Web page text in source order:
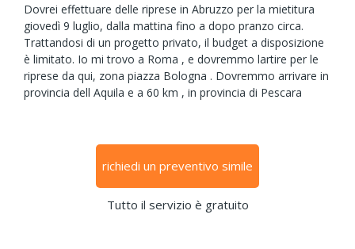
Dovrei effettuare delle riprese in Abruzzo per la mietitura
giovedì 9 luglio, dalla mattina fino a dopo pranzo circa.
Trattandosi di un progetto privato, il budget a disposizione
è limitato. Io mi trovo a Roma , e dovremmo lartire per le
riprese da qui, zona piazza Bologna . Dovremmo arrivare in
provincia dell Aquila e a 60 km , in provincia di Pescara
richiedi un preventivo simile
Tutto il servizio è gratuito